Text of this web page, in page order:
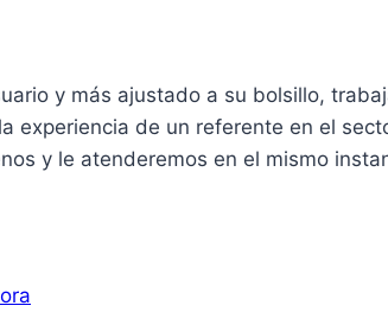
y más ajustado a su bolsillo,
experiencia de un referente en el
y le atenderemos en el mismo